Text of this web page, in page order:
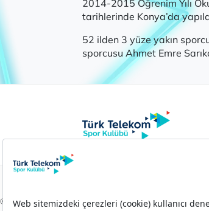
2014-2015 Öğrenim Yılı
tarihlerinde Konya’da
52 ilden 3 yüze yakın
sporcusu Ahmet Emre
© 2026 Türk Telekom Spor Kulübü